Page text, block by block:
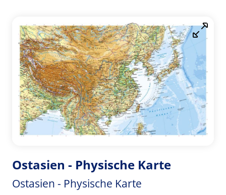
Ostasien - Physische Karte
Ostasien - Physische Karte